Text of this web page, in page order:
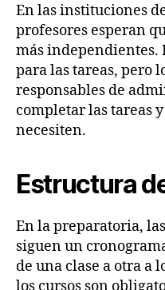
En las instituciones
profesores esperan
más independientes.
para las tareas, pero
responsables de
completar las tareas
necesiten.
Estructura
En la preparatoria,
siguen un
de una clase a otra a